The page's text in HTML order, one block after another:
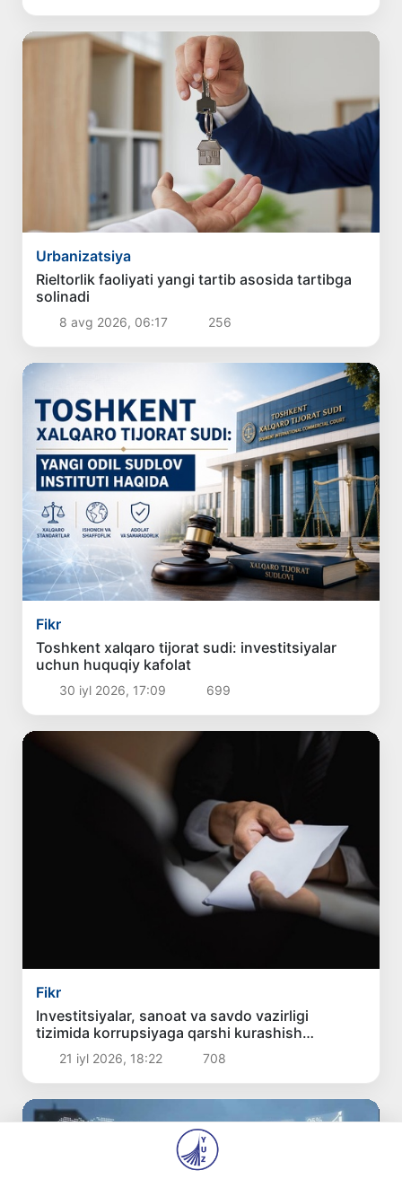
Urbanizatsiya
Rieltorlik faoliyati yangi tartib asosida tartibga
solinadi
8 avg 2026, 06:17 256
Fikr
Toshkent xalqaro tijorat sudi: investitsiyalar
uchun huquqiy kafolat
30 iyl 2026, 17:09 699
Fikr
Investitsiyalar, sanoat va savdo vazirligi
tizimida korrupsiyaga qarshi kurashish
samaradorligini oshirishning yangi bosqichi
21 iyl 2026, 18:22 708